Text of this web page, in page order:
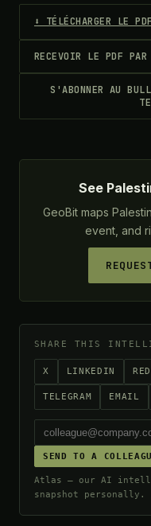
⬇ TÉLÉCHARGER LE PDF
RECEVOIR LE PDF
S'ABONNER AU
See
GeoBit maps
event, and
SHARE THIS
X LINKEDIN
TELEGRAM EMAIL
SEND TO A
Atlas — our AI
snapshot